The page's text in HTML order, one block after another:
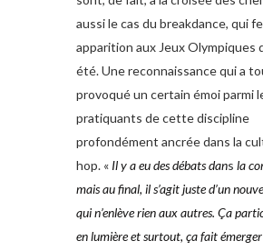
aussi le cas du breakdance, qui
apparition aux Jeux Olympiques
été. Une reconnaissance qui a
provoqué un certain émoi parmi
pratiquants de cette discipline
profondément ancrée dans la
hop. « Il y a eu des débats dans la
mais au final, il s’agitjuste d’un
qui n’enlèverien aux autres. Ça
en lumière et surtout, ça fait émerger